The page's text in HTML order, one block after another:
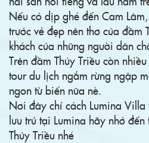
Nếu có dịp ghé đến Cam
trước vẻ đẹp nên thơ của đầm
khách của những người dân
Trên đầm Thủy Triều còn
tour du lịch ngắm rừng ngập
ngon từ biển nữa nè.
Nơi đây chỉ cách Lumina
lưu trú tại Lumina hãy nhớ
Thủy Triều nhé